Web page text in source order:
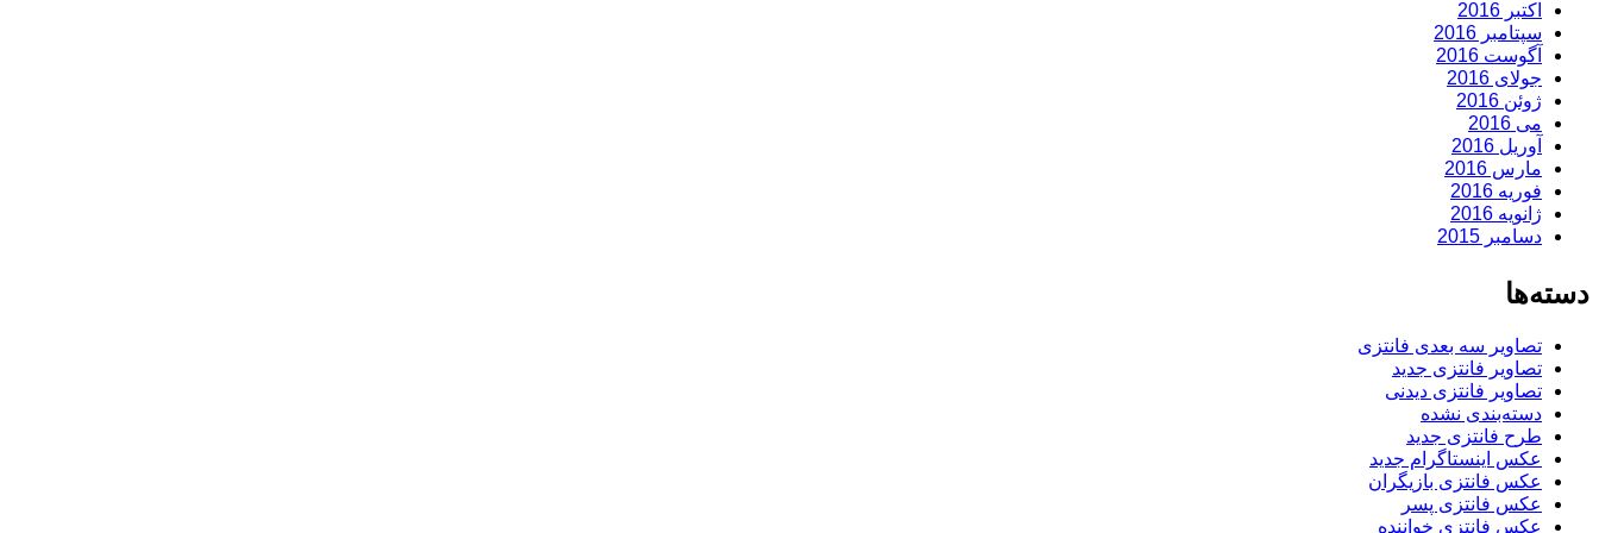
اکتبر 2016
سپتامبر 2016
آگوست 2016
جولای 2016
ژوئن 2016
می 2016
آوریل 2016
مارس 2016
فوریه 2016
ژانویه 2016
دسامبر 2015
دسته‌ها
تصاویر سه بعدی فانتزی
تصاویر فانتزی جدید
تصاویر فانتزی دیدنی
دسته‌بندی نشده
طرح فانتزی جدید
عکس اینستاگرام جدید
عکس فانتزی بازیگران
عکس فانتزی پسر
عکس فانتزی خواننده